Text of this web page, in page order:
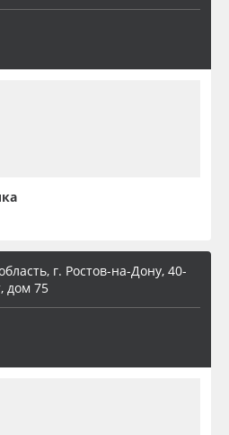
г. Ростов-на-Дону, 40-
дом 75